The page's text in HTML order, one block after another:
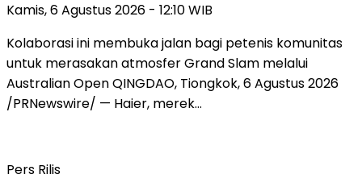
Kamis, 6 Agustus 2026 - 12:10 WIB
Kolaborasi ini membuka jalan bagi petenis komunitas
untuk merasakan atmosfer Grand Slam melalui
Australian Open QINGDAO, Tiongkok, 6 Agustus 2026
/PRNewswire/ — Haier, merek…
Pers Rilis